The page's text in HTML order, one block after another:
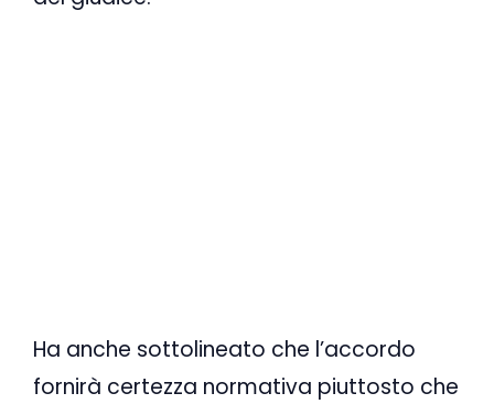
Ha anche sottolineato che l’accordo
fornirà certezza normativa piuttosto che